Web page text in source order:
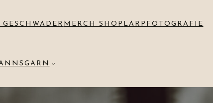
MERCH SHOP LARPFOTOGRAFIE